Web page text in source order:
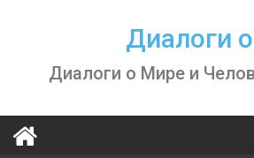
Диалоги
Диалоги о Мире и